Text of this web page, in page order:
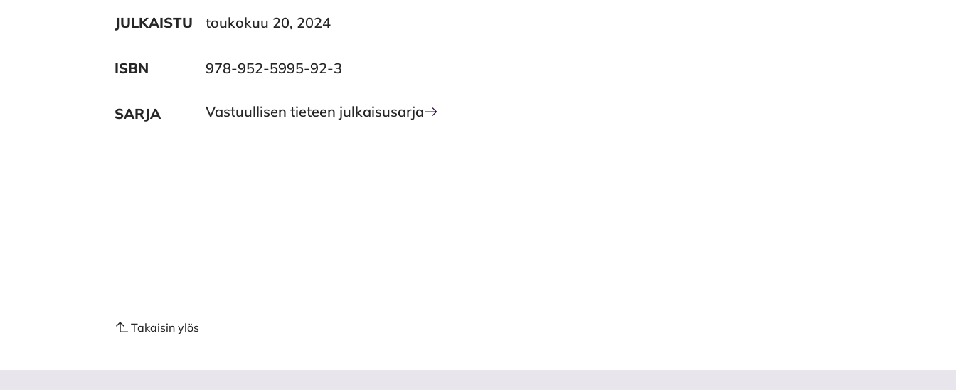
JULKAISTU toukokuu 20, 2024
ISBN 978-952-5995-92-3
SARJA Vastuullisen tieteen julkaisusarja
Takaisin ylös